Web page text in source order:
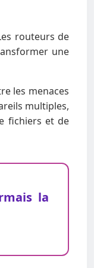
routeurs de
une
les menaces
multiples,
fichiers et de
la